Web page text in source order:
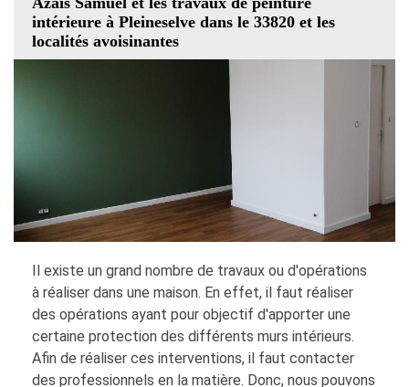
intérieure à Pleineselve dans le 33820 et les
localités avoisinantes
Il existe un grand nombre de travaux ou d'opérations
à réaliser dans une maison. En effet, il faut réaliser
des opérations ayant pour objectif d'apporter une
certaine protection des différents murs intérieurs.
Afin de réaliser ces interventions, il faut contacter
des professionnels en la matière. Donc, nous pouvons